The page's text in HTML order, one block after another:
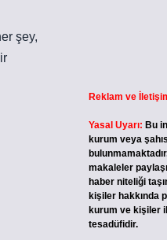
şey,
Reklam ve
Yasal Uyarı: Bu
kurum veya
makaleler
haber niteliği
kişiler hakkında
kurum ve kişiler
tesadüfidir.